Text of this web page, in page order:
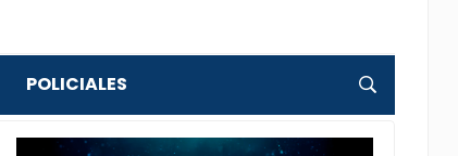
POLICIALES